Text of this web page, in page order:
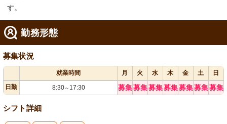
す。
勤務形態
募集状況
就業時間 月 火 水 木 金 土
日
日勤
8:30～ 17:30 募集募集募集募集募集募集募集
シフト詳細